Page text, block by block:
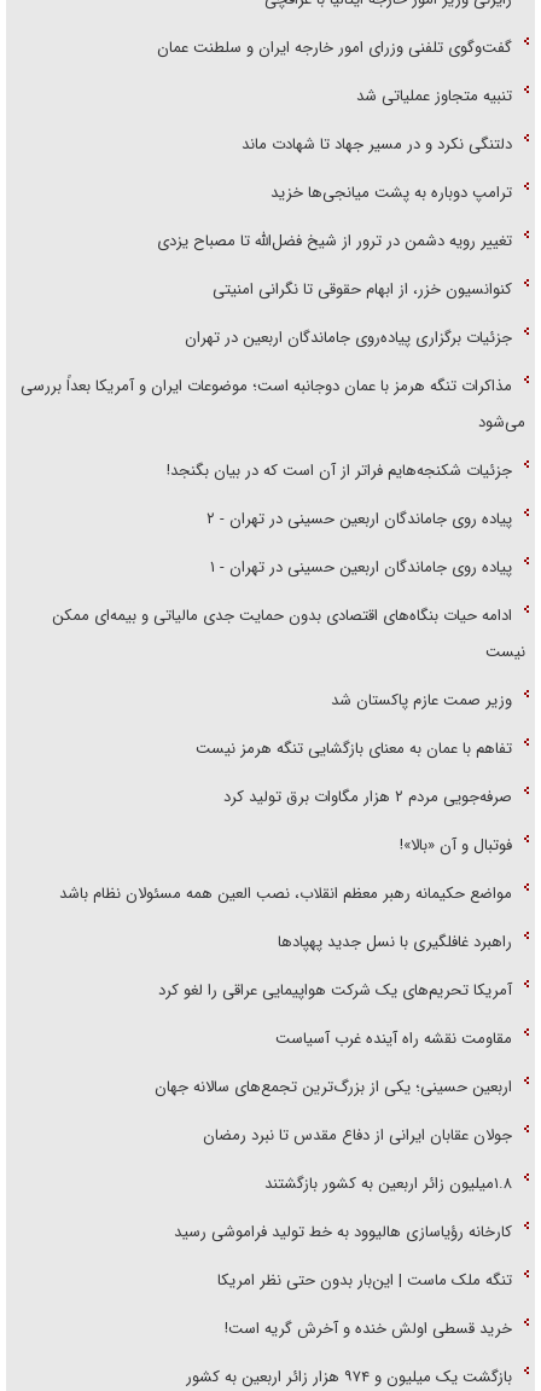
گفت‌وگوی تلفنی وزرای امور خارجه ایران و سلطنت عمان
تنبیه متجاوز عملیاتی شد
دلتنگی نکرد و در مسیر جهاد تا شهادت ماند
ترامپ دوباره به پشت میانجی‌ها خزید
تغییر رویه دشمن در ترور از شیخ فضل‌الله تا مصباح یزدی
کنوانسیون خزر، از ابهام حقوقی تا نگرانی امنیتی
جزئیات برگزاری پیاده‌روی جاماندگان اربعین در تهران
مذاکرات تنگه هرمز با عمان دوجانبه است؛ موضوعات ایران و آمریکا بعداً بررسی
می‌شود
جزئیات شکنجه‌هایم فراتر از آن است که در بیان بگنجد!
پیاده روی جاماندگان اربعین حسینی در تهران - ۲
پیاده روی جاماندگان اربعین حسینی در تهران - ۱
ادامه حیات بنگاه‌های اقتصادی بدون حمایت جدی مالیاتی و بیمه‌ای ممکن
نیست
وزیر صمت عازم پاکستان شد
تفاهم با عمان به معنای بازگشایی تنگه هرمز نیست
صرفه‌جویی مردم ۲ هزار مگاوات برق تولید کرد
فوتبال و آن «بالا»!
مواضع حکیمانه رهبر معظم انقلاب، نصب العین همه مسئولان نظام باشد
راهبرد غافلگیری با نسل جدید پهپاد‌ها
آمریکا تحریم‌های یک شرکت هواپیمایی عراقی را لغو کرد
مقاومت نقشه راه آینده غرب آسیاست
اربعین حسینی؛ یکی از بزرگ‌ترین تجمع‌های سالانه جهان
جولان عقابان ایرانی از دفاع مقدس تا نبرد رمضان
۱.۸میلیون زائر اربعین به کشور بازگشتند
کارخانه رؤیاسازی هالیوود به خط تولید فراموشی رسید
تنگه ملک ماست | این‌بار بدون حتی نظر امریکا
خرید قسطی اولش خنده و آخرش گریه است!
بازگشت یک میلیون و ۹۷۴ هزار زائر اربعین به کشور